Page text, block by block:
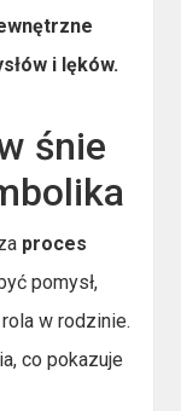
i lęków.
śnie
proces
pomysł,
w rodzinie.
co pokazuje